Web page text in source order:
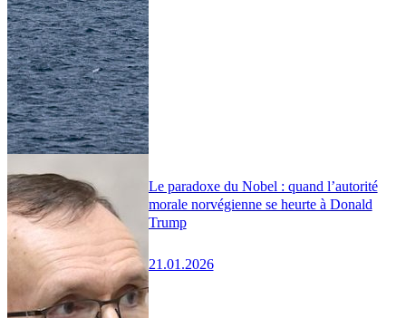
Le paradoxe du Nobel : quand l’autorité
morale norvégienne se heurte à Donald
Trump
21.01.2026